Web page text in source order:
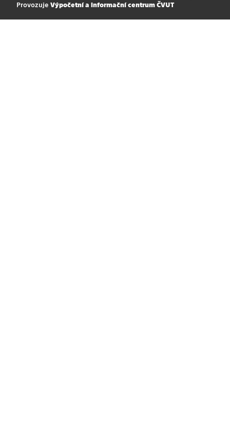
Provozuje Výpočetní a informační centrum ČVUT